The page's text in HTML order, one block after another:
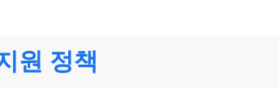
원 정책